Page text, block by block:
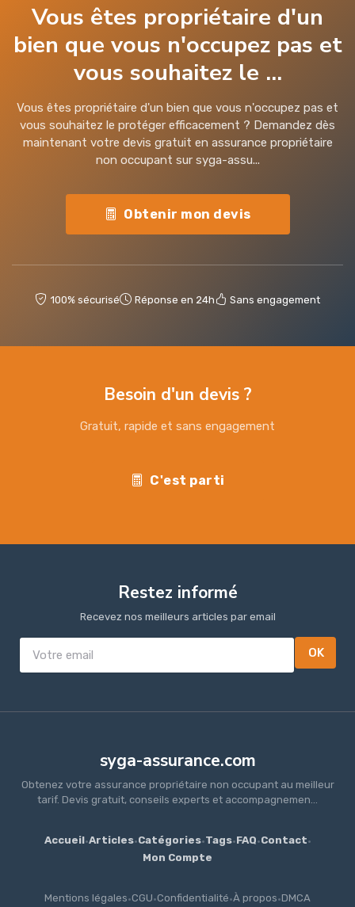
Vous êtes propriétaire d'un
bien que vous n'occupez pas et
vous souhaitez le ...
Vous êtes propriétaire d'un bien que vous n'occupez pas et
vous souhaitez le protéger efficacement ? Demandez dès
maintenant votre devis gratuit en assurance propriétaire
non occupant sur syga-assu...
Obtenir mon devis
100% sécurisé Réponse en 24h Sans engagement
Besoin d'un devis ?
Gratuit, rapide et sans engagement
C'est parti
Restez informé
Recevez nos meilleurs articles par email
OK
syga-assurance.com
Obtenez votre assurance propriétaire non occupant au meilleur
tarif. Devis gratuit, conseils experts et accompagnemen...
Accueil·Articles·Catégories·Tags·FAQ·Contact·
Mon Compte
Mentions légales·CGU·Confidentialité·À propos·DMCA